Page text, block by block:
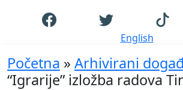
English
Početna » Arhivirani
“Igrarije” izložba radova